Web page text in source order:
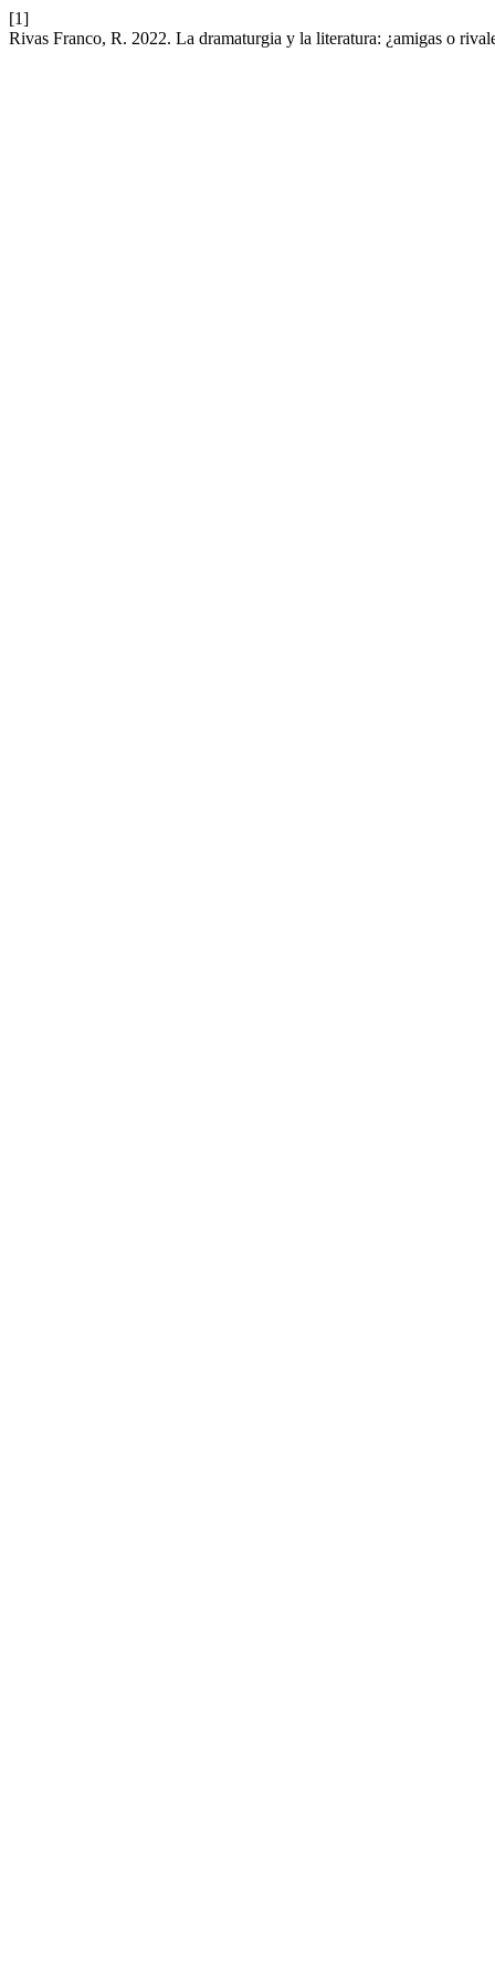
[1]
Rivas Franco, R. 2022. La dramaturgia y la literatura: ¿amigas o